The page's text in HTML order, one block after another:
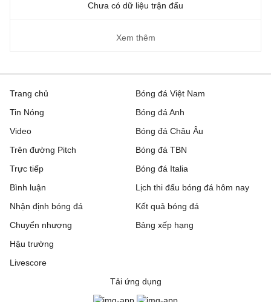
Chưa có dữ liệu trận đấu
Xem thêm
Trang chủ
Tin Nóng
Video
Trên đường Pitch
Trực tiếp
Bóng đá Việt Nam
Bóng đá Anh
Bóng đá Châu Âu
Bóng đá TBN
Bóng đá Italia
Bình luận
Nhận định bóng đá
Chuyển nhượng
Hậu trường
Livescore
Lịch thi đấu bóng đá hôm nay
Kết quả bóng đá
Bảng xếp hạng
Tải ứng dụng